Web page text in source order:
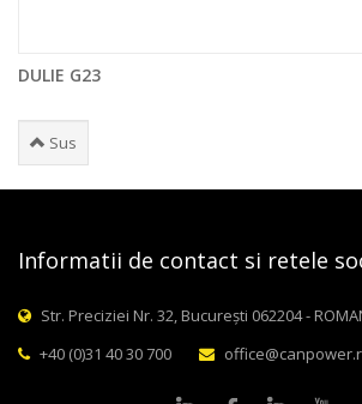
DULIE G23
Sus
Informatii de contact si retele
Str. Preciziei Nr. 32, București 062204 -
+40 (0)31 40 30 700